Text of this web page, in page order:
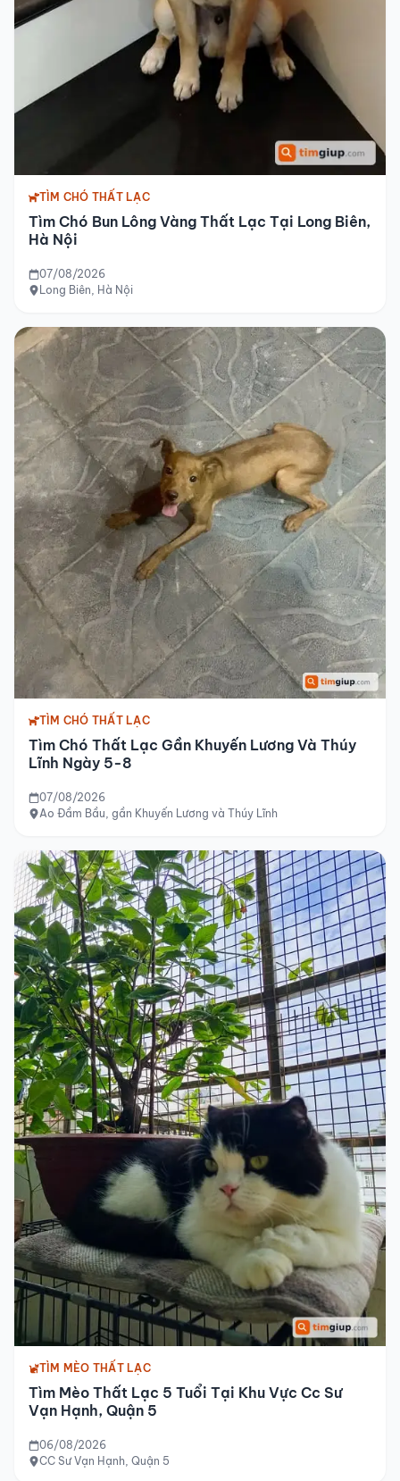
TÌM CHÓ THẤT LẠC
Tìm Chó Bun Lông Vàng Thất Lạc Tại Long Biên,
Hà Nội
07/08/2026
Long Biên, Hà Nội
TÌM CHÓ THẤT LẠC
Tìm Chó Thất Lạc Gần Khuyến Lương Và Thúy
Lĩnh Ngày 5-8
07/08/2026
Ao Đầm Bầu, gần Khuyến Lương và Thúy Lĩnh
TÌM MÈO THẤT LẠC
Tìm Mèo Thất Lạc 5 Tuổi Tại Khu Vực Cc Sư
Vạn Hạnh, Quận 5
06/08/2026
CC Sư Vạn Hạnh, Quận 5